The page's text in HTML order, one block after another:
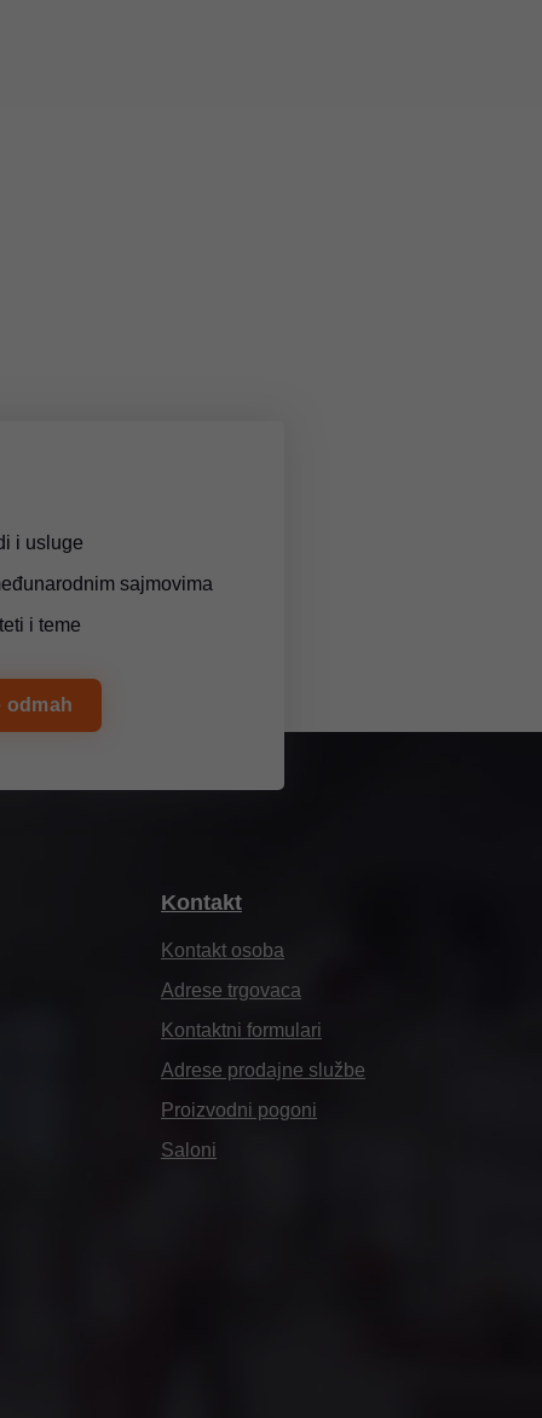
izričito
2.
kompanijske
da u
odgovarajuću
od okolnosti,
i usluge
sajmovima
i teme
odmah
Kontakt
Kontakt osoba
Adrese trgovaca
Kontaktni formulari
Adrese prodajne službe
Proizvodni pogoni
Saloni